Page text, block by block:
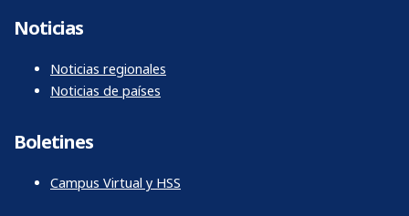
Noticias
Noticias regionales
Noticias de países
Boletines
Campus Virtual y HSS